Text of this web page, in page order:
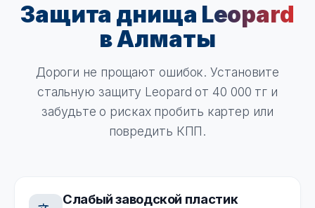
Защита днища Leopard
в Алматы
Дороги не прощают ошибок. Установите
стальную защиту Leopard от 40 000 тг и
забудьте о рисках пробить картер или
повредить КПП.
Слабый заводской пластик